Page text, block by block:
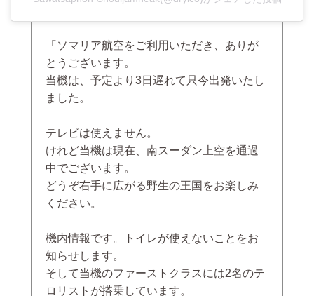
「ソマリア航空をご利用いただき、ありが
とうございます。
当機は、予定より3日遅れて只今出発いたし
ました。
テレビは使えません。
けれど当機は現在、南スーダン上空を通過
中でございます。
どうぞ右手に広がる野生の王国をお楽しみ
ください。
機内情報です。トイレが使えないことをお
知らせします。
そして当機のファーストクラスには2名のテ
ロリストが搭乗しています。